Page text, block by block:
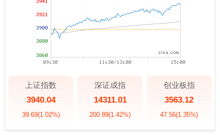
上证指数
3940.04
39.69(1.02%)
深证成指
14311.01
200.89(1.42%)
创业板指
3563.12
47.56(1.35%)